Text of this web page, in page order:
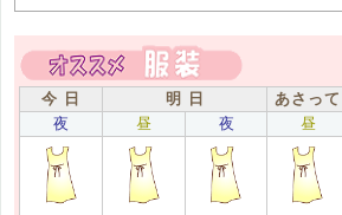
今 日 明 日
あさって
夜
昼 夜 昼